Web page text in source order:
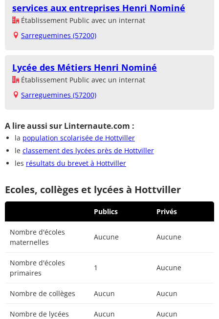
services aux entreprises Henri Nominé
Établissement Public avec un internat
Sarreguemines (57200)
Lycée des Métiers Henri Nominé
Établissement Public avec un internat
Sarreguemines (57200)
A lire aussi sur Linternaute.com :
la population scolarisée de Hottviller
le classement des lycées près de Hottviller
les résultats du brevet à Hottviller
Ecoles, collèges et lycées à Hottviller
Publics Privés
Nombre d'écoles
maternelles
Aucune Aucune
Nombre d'écoles
primaires
1 Aucune
Nombre de collèges Aucun Aucun
Nombre de lycées Aucun Aucun